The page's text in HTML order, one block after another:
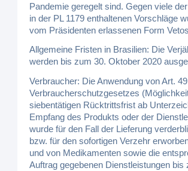
Pandemie geregelt sind. Gegen viele
in der PL 1179 enthaltenen Vorschläge
vom Präsidenten erlassenen Form
Allgemeine Fristen in Brasilien: Die
werden bis zum 30. Oktober 2020
Verbraucher: Die Anwendung von Art.
Verbraucherschutzgesetzes
siebentätigen Rücktrittsfrist ab
Empfang des Produkts oder der
wurde für den Fall der Lieferung
bzw. für den sofortigen Verzehr
und von Medikamenten sowie die
Auftrag gegebenen Dienstleistungen bis